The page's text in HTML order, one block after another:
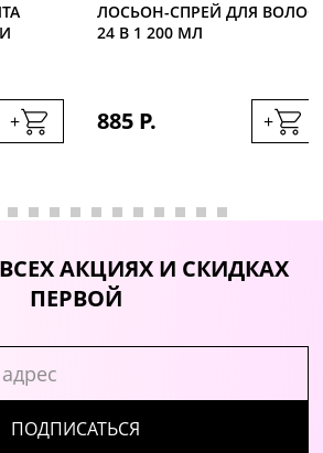
+
ЛОСЬОН-СПРЕЙ ДЛЯ ВОЛОС
24 В 1 200 МЛ
885 Р. +
АКЦИЯХ И СКИДКАХ
ПЕРВОЙ
ПОДПИСАТЬСЯ